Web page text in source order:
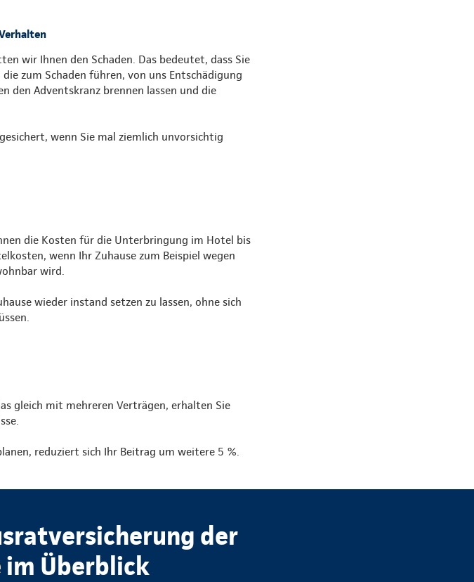
wir Ihnen den Schaden. Das bedeutet, dass Sie
zum Schaden führen, von uns Entschädigung
den Adventskranz brennen lassen und die
wenn Sie mal ziemlich unvorsichtig
die Kosten für die Unterbringung im Hotel bis
wenn Ihr Zuhause zum Beispiel wegen
wird.
wieder instand setzen zu lassen, ohne sich
gleich mit mehreren Verträgen, erhalten Sie
reduziert sich Ihr Beitrag um weitere 5 %.
der
Überblick